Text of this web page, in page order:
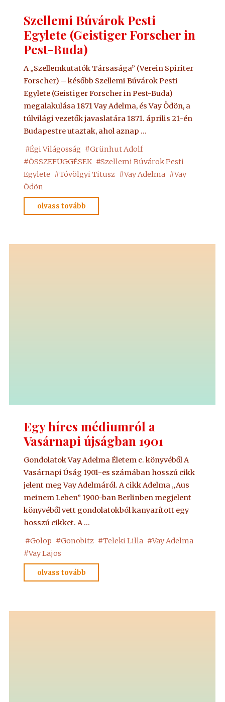
Szellemi Búvárok Pesti
Egylete (Geistiger Forscher in
Pest-Buda)
A „Szellemkutatók Társasága” (Verein Spiriter
Forscher) – később Szellemi Búvárok Pesti
Egylete (Geistiger Forscher in Pest-Buda)
megalakulása 1871 Vay Adelma, és Vay Ödön, a
túlvilági vezetők javaslatára 1871. április 21-én
Budapestre utaztak, ahol aznap …
#Égi Világosság #Grünhut Adolf
#ÖSSZEFÜGGÉSEK #Szellemi Búvárok Pesti
Egylete #Tóvölgyi Titusz #Vay Adelma #Vay
Ödön
olvass tovább
Búvárok
Egylete
Egy híres médiumról a
Vasárnapi újságban 1901
Gondolatok Vay Adelma Életem c. könyvéből A
Vasárnapi Úság 1901-es számában hosszú cikk
jelent meg Vay Adelmáról. A cikk Adelma „Aus
meinem Leben” 1900-ban Berlinben megjelent
könyvéből vett gondolatokból kanyarított egy
hosszú cikket. A …
#Golop #Gonobitz #Teleki Lilla #Vay Adelma
#Vay Lajos
olvass tovább
híres
a